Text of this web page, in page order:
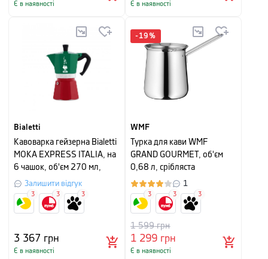
Є в наявності Є в наявності
Bialetti
Кавоварка гейзерна Bialetti
MOKA EXPRESS ITALIA, на
6 чашок, об'єм 270 мл,
червоно-зелений
Залишити відгук
3 367 грн
Є в наявності
3 3 3
-19 %
WMF
Турка для кави WMF
GRAND GOURMET, об'єм
0,68 л, срібляста
1
1 299 грн
1 599грн
Є в наявності
3 3 3